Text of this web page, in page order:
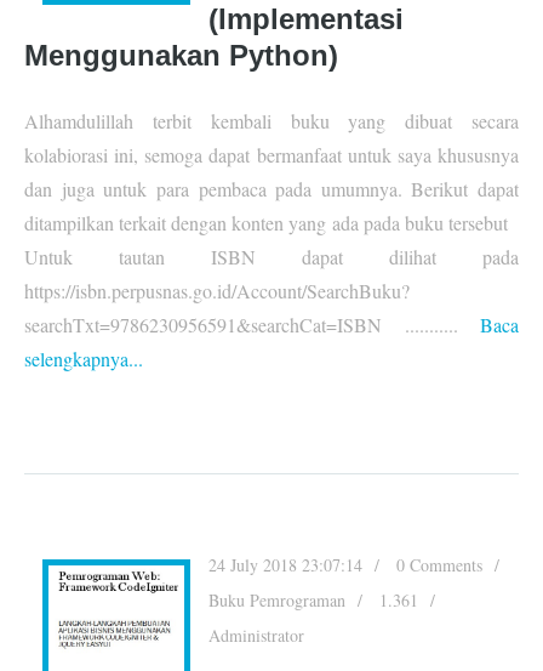
(Implementasi
Menggunakan Python)
Alhamdulillah terbit kembali buku yang dibuat secara
kolabiorasi ini, semoga dapat bermanfaat untuk saya khususnya
dan juga untuk para pembaca pada umumnya. Berikut dapat
ditampilkan terkait dengan konten yang ada pada buku tersebut
Untuk tautan ISBN dapat dilihat pada
https://isbn.perpusnas.go.id/Account/SearchBuku?
searchTxt=9786230956591&searchCat=ISBN ........... Baca
selengkapnya...
24 July 2018 23:07:14
0 Comments
Buku Pemrograman
1.361
Administrator